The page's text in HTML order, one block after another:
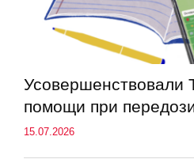
Усовершенствовали
помощи при
15.07.2026